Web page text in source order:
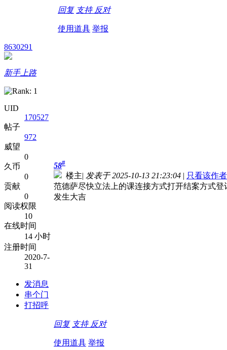
回复 支持 反对
使用道具 举报
8630291
新手上路
UID
170527
帖子
972
威望
0
久币
0
贡献
0
阅读权限
10
在线时间
14 小时
注册时间
2020-7-
31
发消息
串个门
打招呼
58#
楼主| 发表于 2025-10-13 21:23:04 | 只看该作者
范德萨尽快立法上的课连接方式打开结案方式
发生大吉
回复 支持 反对
使用道具 举报